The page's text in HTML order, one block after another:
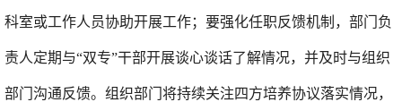
科室或工作人员协助开展工作； 要强化任职反馈机制， 部门负
责人定期与“双专”干部开展谈心谈话了解情况， 并及时与组织
部门 沟通反馈。组织部门将持续关注四方培养协议落实情况，